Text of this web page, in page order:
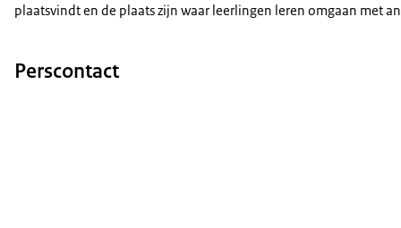
plaatsvindt en de plaats zijn waar leerlingen leren omgaan met
Perscontact